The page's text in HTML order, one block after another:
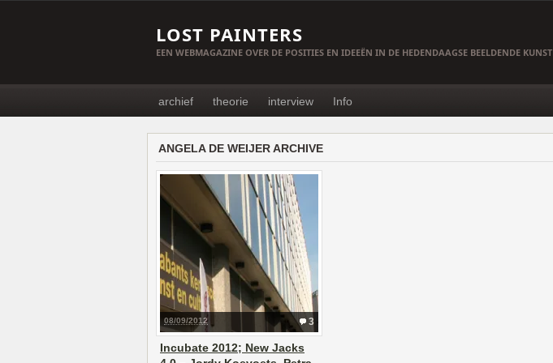
LOST PAINTERS
EEN WEBMAGAZINE OVER DE POSITIES EN IDEEËN IN DE HEDENDAAGSE BEELDENDE KUNST
archief theorie interview Info
ANGELA DE WEIJER ARCHIVE
3
08/09/2012
Incubate 2012; New Jacks